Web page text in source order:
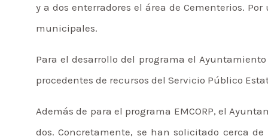
y a dos enterradores el área de Cementerios.
municipales.
Para el desarrollo del programa el Ayuntamiento
procedentes de recursos del Servicio Público
Además de para el programa EMCORP, el
dos. Concretamente, se han solicitado cerca